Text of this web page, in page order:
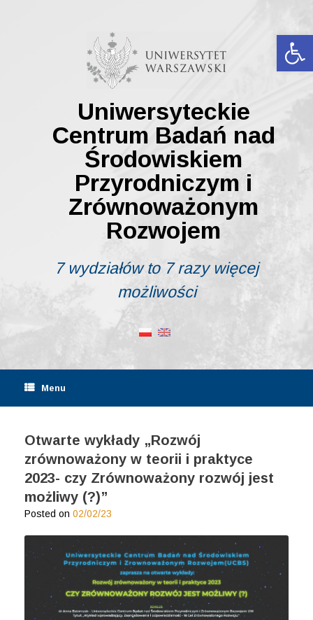
Uniwersyteckie
Centrum Badań nad
Środowiskiem
Przyrodniczym i
Zrównoważonym
Rozwojem
7 wydziałów to 7 razy więcej
możliwości
Menu
Otwarte wykłady „Rozwój
zrównoważony w teorii i praktyce
2023- czy Zrównoważony rozwój jest
możliwy (?)”
Posted on 02/02/23